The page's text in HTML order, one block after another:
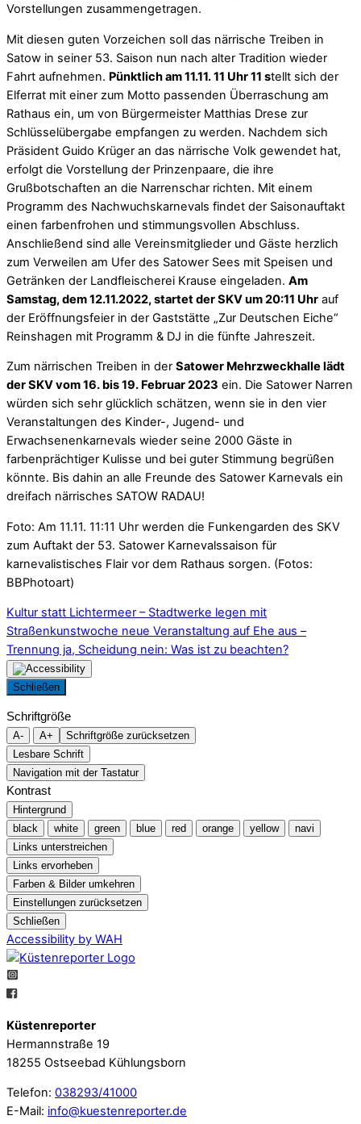
Vorstellungen zusammengetragen.
Mit diesen guten Vorzeichen soll das närrische Treiben in
Satow in seiner 53. Saison nun nach alter Tradition wieder
Fahrt aufnehmen. Pünktlich am 11.11. 11 Uhr 11 stellt sich der
Elferrat mit einer zum Motto passenden Überraschung am
Rathaus ein, um von Bürgermeister Matthias Drese zur
Schlüsselübergabe empfangen zu werden. Nachdem sich
Präsident Guido Krüger an das närrische Volk gewendet hat,
erfolgt die Vorstellung der Prinzenpaare, die ihre
Grußbotschaften an die Narrenschar richten. Mit einem
Programm des Nachwuchskarnevals findet der Saisonauftakt
einen farbenfrohen und stimmungsvollen Abschluss.
Anschließend sind alle Vereinsmitglieder und Gäste herzlich
zum Verweilen am Ufer des Satower Sees mit Speisen und
Getränken der Landfleischerei Krause eingeladen. Am
Samstag, dem 12.11.2022, startet der SKV um 20:11 Uhr auf
der Eröffnungsfeier in der Gaststätte „Zur Deutschen Eiche“
Reinshagen mit Programm & DJ in die fünfte Jahreszeit.
Zum närrischen Treiben in der Satower Mehrzweckhalle lädt
der SKV vom 16. bis 19. Februar 2023 ein. Die Satower Narren
würden sich sehr glücklich schätzen, wenn sie in den vier
Veranstaltungen des Kinder-, Jugend- und
Erwachsenenkarnevals wieder seine 2000 Gäste in
farbenprächtiger Kulisse und bei guter Stimmung begrüßen
könnte. Bis dahin an alle Freunde des Satower Karnevals ein
dreifach närrisches SATOW RADAU!
Foto: Am 11.11. 11:11 Uhr werden die Funkengarden des SKV
zum Auftakt der 53. Satower Karnevalssaison für
karnevalistisches Flair vor dem Rathaus sorgen. (Fotos:
BBPhotoart)
Kultur statt Lichtermeer – Stadtwerke legen mit
Straßenkunstwoche neue Veranstaltung auf Ehe aus –
Trennung ja, Scheidung nein: Was ist zu beachten?
Schließen
Schriftgröße
A- A+
Schriftgröße zurücksetzen
Lesbare Schrift
Navigation mit der Tastatur
Kontrast
Hintergrund
black
white green blue red orange yellow
navi
Links unterstreichen
Links ervorheben
Farben & Bilder umkehren
Einstellungen zurücksetzen
Schließen
Accessibility by WAH
Küstenreporter
Hermannstraße 19
18255 Ostseebad Kühlungsborn
Telefon: 038293/41000
E-Mail: info@kuestenreporter.de